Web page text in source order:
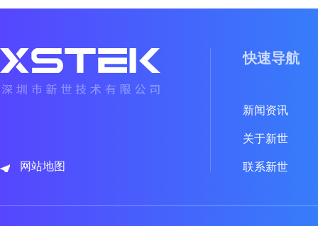
网站地图
快速导航
新闻资讯
关于新世
联系新世